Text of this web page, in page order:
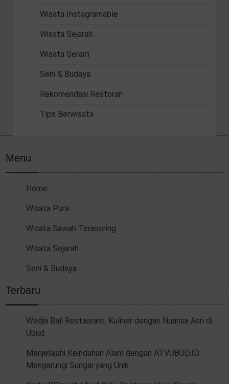
Wisata Instagramable
Wisata Sejarah
Wisata Seram
Seni & Budaya
Rekomendasi Restoran
Tips Berwisata
Menu
Home
Wisata Pura
Wisata Sawah Terasering
Wisata Sejarah
Seni & Budaya
Terbaru
Wedja Bali Restaurant: Kuliner dengan Nuansa Asri di
Ubud
Menjelajahi Keindahan Alam dengan ATVUBUD.ID:
Mengarungi Sungai yang Unik